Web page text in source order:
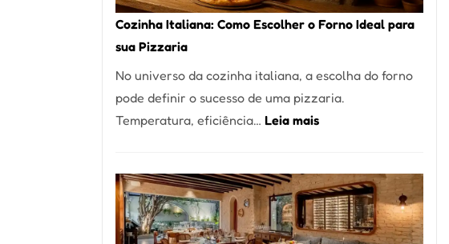
Comer?
Este
Portal
Quer
Resolver
Isso
Cozinha Italiana: Como Escolher o Forno Ideal para
sua Pizzaria
No universo da cozinha italiana, a escolha do forno
pode definir o sucesso de uma pizzaria.
Temperatura, eficiência… Leia mais:
Como
Escolher
o